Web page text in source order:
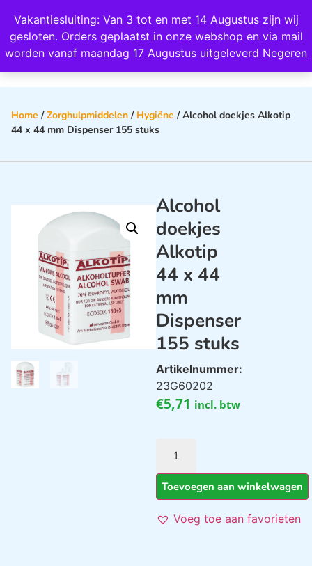
Vakantiesluiting: Van 3 tot en met 14 Augustus zijn wij
gesloten. Orders geplaatst in onze webshop en via mail
worden vanaf maandag 17 Augustus uitgeleverd Negeren
Wij scoren een 4,8 op Google
Home /Zorghulpmiddelen / Hygiëne / Alcohol doekjes Alkotip
44 x 44 mm Dispenser 155 stuks
Alcohol
doekjes
Alkotip
44 x 44
mm
Dispenser
155 stuks
Artikelnummer:
23G60202
€5,71 incl. btw
Toevoegen aan winkelwagen
Voeg toe aan favorieten